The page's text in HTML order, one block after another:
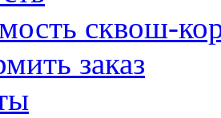
сквош-
заказ